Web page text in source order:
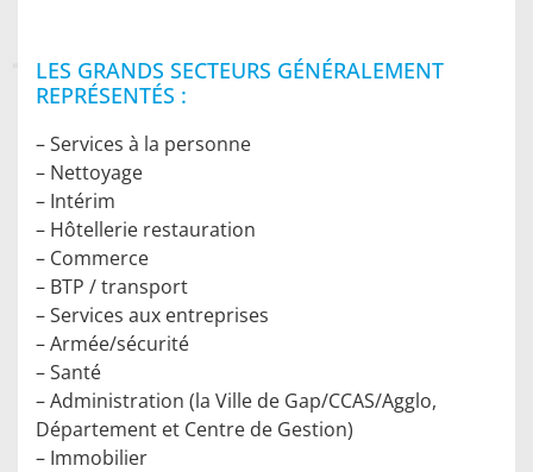
LES GRANDS SECTEURS GÉNÉRALEMENT
REPRÉSENTÉS :
– Services à la personne
– Nettoyage
– Intérim
– Hôtellerie restauration
– Commerce
– BTP / transport
– Services aux entreprises
– Armée/sécurité
– Santé
– Administration (la Ville de Gap/CCAS/Agglo,
Département et Centre de Gestion)
– Immobilier